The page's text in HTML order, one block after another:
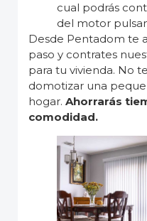
cual podrás
del motor
Desde Pentadom te
paso y contrates
para tu vivienda. No
domotizar una
hogar. Ahorrarás
comodidad.